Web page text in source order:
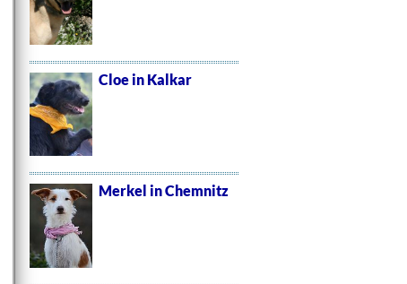
Cloe in Kalkar
Merkel in Chemnitz